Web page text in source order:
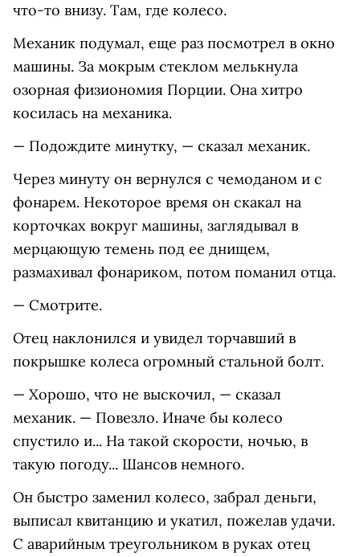
что-то внизу. Там, где колесо.
Механик подумал, еще раз посмотрел в окно
машины. За мокрым стеклом мелькнула
озорная физиономия Порции. Она хитро
косилась на механика.
— Подождите минутку, — сказал механик.
Через минуту он вернулся с чемоданом и с
фонарем. Некоторое время он скакал на
корточках вокруг машины, заглядывал в
мерцающую темень под ее днищем,
размахивал фонариком, потом поманил отца.
— Смотрите.
Отец наклонился и увидел торчавший в
покрышке колеса огромный стальной болт.
— Хорошо, что не выскочил, — сказал
механик. — Повезло. Иначе бы колесо
спустило и... На такой скорости, ночью, в
такую погоду... Шансов немного.
Он быстро заменил колесо, забрал деньги,
выписал квитанцию и укатил, пожелав удачи.
С аварийным треугольником в руках отец